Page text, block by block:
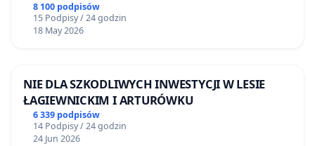
8 100 podpisów
15 Podpisy / 24 godzin
18 May 2026
NIE DLA SZKODLIWYCH INWESTYCJI W LESIE
ŁAGIEWNICKIM I ARTURÓWKU
6 339 podpisów
14 Podpisy / 24 godzin
24 Jun 2026